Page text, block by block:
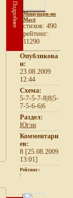
Подробнее
Мицунари-но
Масё
cтихов: 490
рейтинг:
11290
Опубликова
н:
23.08.2009
12:44
Схема:
5-7-5-7-8|8|5-
7-5-6-6|6
Раздел:
Югэн
Комментари
ев:
8 [25.08.2009
13:01]
Рейтинг:
/